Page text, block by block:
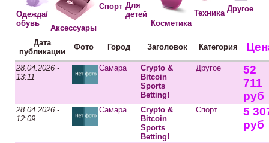
Одежда/
обувь
Аксессуары
Спорт Для
детей
Косметика
Техника Другое
Дата
публикации
Фото Город Заголовок Категория
28.04.2026 -
13:11
Самара
Crypto &
Bitcoin
Sports
Betting!
Другое
52
711
руб
28.04.2026 -
12:09
Самара
Crypto &
Bitcoin
Sports
Betting!
Спорт
5
руб